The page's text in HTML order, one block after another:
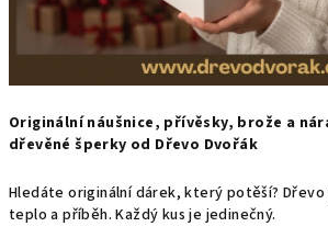
Originální náušnice, přívěsky, brože a
dřevěné šperky od Dřevo Dvořák
Hledáte originální dárek, který potěší?
teplo a příběh. Každý kus je jedinečný.